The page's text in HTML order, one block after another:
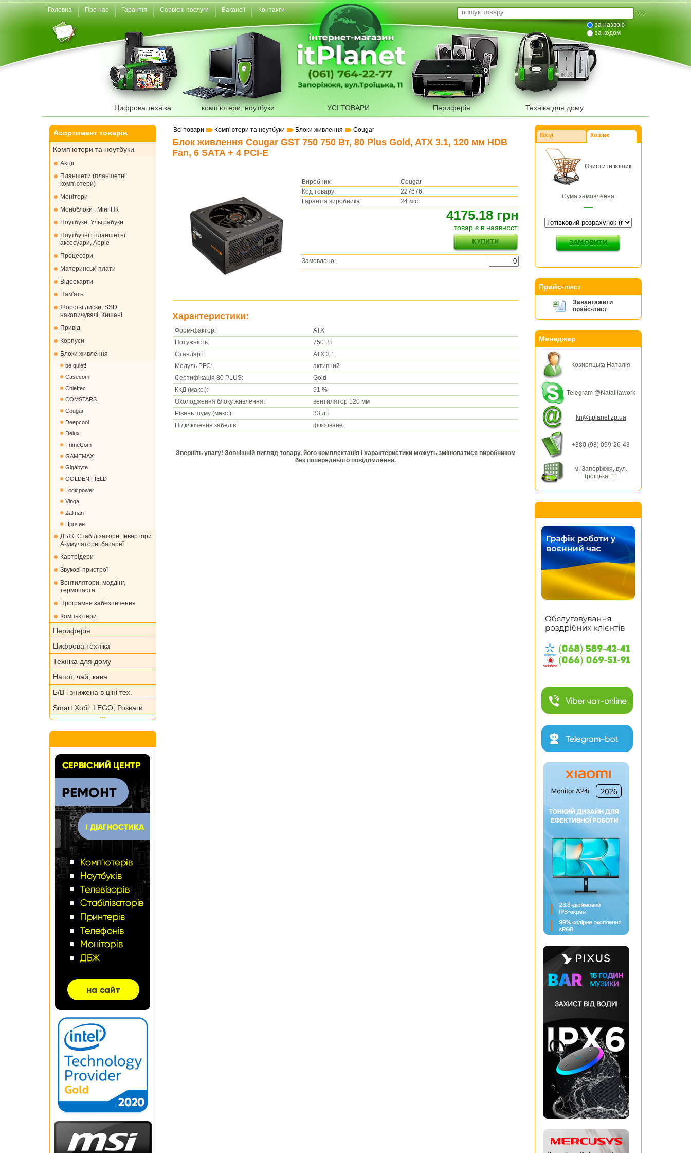
Головна Про нас Гарантія Сервісні послуги Вакансії Контакти
Цифрова техніка комп'ютери, ноутбуки УСІ ТОВАРИ Периферія Техніка для дому
за назвою
за кодом
Асортимент товарів
Комп'ютери та ноутбуки
Akціі
Планшети (планшетні
комп'ютери)
Монiтори
Моноблоки , Міні ПК
Ноутбуки, Ультрабуки
Ноутбучні і планшетні
аксесуари, Apple
Процесори
Материнські плати
Відеокарти
Пам'ять
Жорсткі диски, SSD
накопичувачі, Кишені
Привід
Корпуси
Блоки живлення
be quiet!
Casecom
Chieftec
COMSTARS
Cougar
Deepcool
Delux
FrimeCom
GAMEMAX
Gigabyte
GOLDEN FIELD
Logicpower
Vinga
Zalman
Прочие
ДБЖ, Стабілізатори, Інвертори.
Акумуляторні батареї
Картрідери
Звукові пристрої
Вентилятори, моддінг,
термопаста
Програмне забезпечення
Компьютери
Периферія
Цифрова техніка
Техніка для дому
Напої, чай, кава
Б/В і знижена в ціні тех.
Smart Хобі, LEGO, Розваги
Всі товари Комп'ютери та ноутбуки Блоки живлення Cougar
Блок живлення Cougar GST 750 750 Вт, 80 Plus Gold, ATX 3.1, 120 мм HDB
Fan, 6 SATA + 4 PCI-E
Виробник:
Cougar
Код товару:
227676
Гарантія виробника:
24 міс.
4175.18 грн
товар є в наявності
Замовлено:
Характеристики:
Форм-фактор:
ATX
Потужність:
750 Вт
Стандарт:
ATX 3.1
Модуль PFC:
активний
Сертифікація 80 PLUS:
Gold
ККД (макс.):
91 %
Охолодження блоку живлення:
вентилятор 120 мм
Рівень шуму (макс.):
33 дБ
Підключення кабелів:
фіксоване
Зверніть увагу! Зовнішній вигляд товару, його комплектація і характеристики можуть змінюватися виробником
без попереднього повідомлення.
Вхід Кошик
Очистити кошик
Сума замовлення
—
Прайс-лист
Завантажити
прайс-лист
Менеджер
Козиряцька Наталія
Telegram @Natalliawork
kn@itplanet.zp.ua
+380 (98) 099-26-43
м. Запоріжжя, вул.
Троїцька, 11